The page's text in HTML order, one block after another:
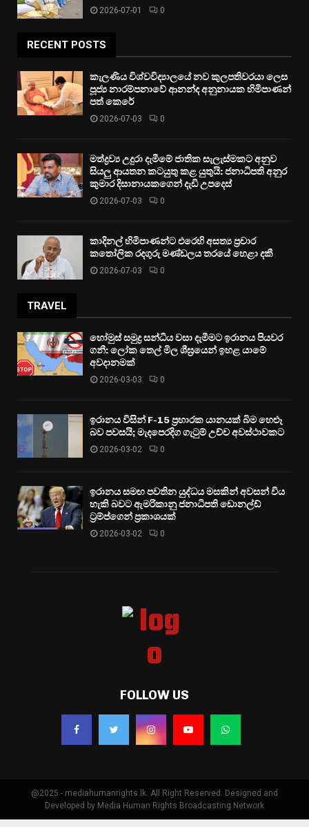
2026-07-01 0
RECENT POSTS
කැලණිය විශ්වවිද්‍යාලයේ නව කුලපතිවරයා ලෙස
පූජ්‍ය නාරම්පනාවේ ආනන්ද අනුනායක හිමිපාණන්
පත් කෙරේ
2026-07-03 0
මත්ද්‍රව්‍ය උදුරා දැමීමේ ජාතික සැලැස්මකට අනුව
සියලු ආයතන කටයුතු කළ යුතුයි: ජනාධිපති අනුර
කුමාර දිසානායකගෙන් දැඩි උපදෙස්
2026-07-03 0
කාදිනල් හිමිපාණන්ට එරෙහි අසත්‍ය ප්‍රචාර
කතෝලික රදගුරු මණ්ඩලය තරයේ හෙළා දකී
2026-07-03 0
TRAVEL
හෝමුස් සමුද්‍ර සන්ධිය වසා දැමීමට ඉරානය පියවර
ගනී: ලෝක තෙල් මිල ශීඝ්‍රයෙන් ඉහළ යාමේ
අවදානමක්
2026-03-03 0
ඉරානය විසින් F-15 ප්‍රහාරක යානයක් බිම හෙළූ
බව පවසයි; මැදපෙරදිග ගැටුම් උච්ච අවස්ථාවකට
2026-03-02 0
ඉරානය සමඟ පවතින යුද්ධය මසකින් අවසන් විය
හැකි බවට ඇමරිකානු ජනාධිපති ඩොනල්ඩ්
ට්‍රම්ප්ගෙන් ප්‍රකාශයක්
2026-03-02 0
FOLLOW US
@2025 - mediahumanrights.lk. All Right Reserved. Designed and
Developed by Media Human Rights Broadcasting Network